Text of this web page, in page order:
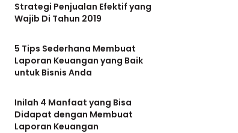
Strategi Penjualan Efektif yang
Wajib Di Tahun 2019
5 Tips Sederhana Membuat
Laporan Keuangan yang Baik
untuk Bisnis Anda
Inilah 4 Manfaat yang Bisa
Didapat dengan Membuat
Laporan Keuangan